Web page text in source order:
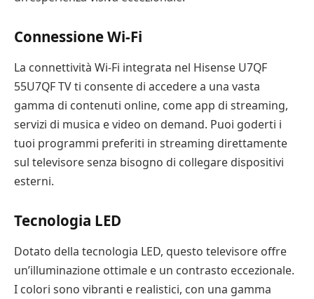
Connessione Wi-Fi
La connettività Wi-Fi integrata nel Hisense U7QF
55U7QF TV ti consente di accedere a una vasta
gamma di contenuti online, come app di streaming,
servizi di musica e video on demand. Puoi goderti i
tuoi programmi preferiti in streaming direttamente
sul televisore senza bisogno di collegare dispositivi
esterni.
Tecnologia LED
Dotato della tecnologia LED, questo televisore offre
un’illuminazione ottimale e un contrasto eccezionale.
I colori sono vibranti e realistici, con una gamma